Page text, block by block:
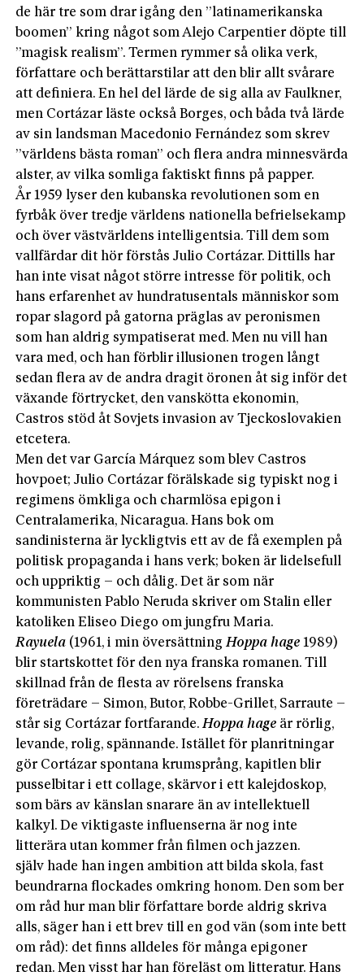
de här tre som drar igång den ”latinamerikanska
boomen” kring något som Alejo Carpentier döpte till
”magisk realism”. Termen rymmer så olika verk,
författare och berättarstilar att den blir allt svårare
att definiera. En hel del lärde de sig alla av Faulkner,
men Cortázar läste också Borges, och båda två lärde
av sin landsman Macedonio Fernández som skrev
”världens bästa roman” och flera andra minnesvärda
alster, av vilka somliga faktiskt finns på papper.
År 1959 lyser den kubanska revolutionen som en
fyrbåk över tredje världens nationella befrielsekamp
och över västvärldens intelligentsia. Till dem som
vallfärdar dit hör förstås Julio Cortázar. Dittills har
han inte visat något större intresse för politik, och
hans erfarenhet av hundratusentals människor som
ropar slagord på gatorna präglas av peronismen
som han aldrig sympatiserat med. Men nu vill han
vara med, och han förblir illusionen trogen långt
sedan flera av de andra dragit öronen åt sig inför det
växande förtrycket, den vanskötta ekonomin,
Castros stöd åt Sovjets invasion av Tjeckoslovakien
etcetera.
Men det var García Márquez som blev Castros
hovpoet; Julio Cortázar förälskade sig typiskt nog i
regimens ömkliga och charmlösa epigon i
Centralamerika, Nicaragua. Hans bok om
sandinisterna är lyckligtvis ett av de få exemplen på
politisk propaganda i hans verk; boken är lidelsefull
och uppriktig – och dålig. Det är som när
kommunisten Pablo Neruda skriver om Stalin eller
katoliken Eliseo Diego om jungfru Maria.
Rayuela (1961, i min översättningHoppa hage 1989)
blir startskottet för den nya franska romanen. Till
skillnad från de flesta av rörelsens franska
företrädare – Simon, Butor, Robbe-Grillet, Sarraute –
står sig Cortázar fortfarande.Hoppa hage är rörlig,
levande, rolig, spännande. Istället för planritningar
gör Cortázar spontana krumsprång, kapitlen blir
pusselbitar i ett collage, skärvor i ett kalejdoskop,
som bärs av känslan snarare än av intellektuell
kalkyl. De viktigaste influenserna är nog inte
litterära utan kommer från filmen och jazzen.
själv hade han ingen ambition att bilda skola, fast
beundrarna flockades omkring honom. Den som ber
om råd hur man blir författare borde aldrig skriva
alls, säger han i ett brev till en god vän (som inte bett
om råd): det finns alldeles för många epigoner
redan. Men visst har han föreläst om litteratur. Hans